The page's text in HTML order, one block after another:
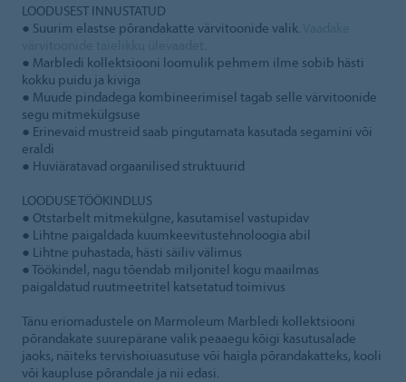
LOODUSEST INNUSTATUD
● Suurim elastse põrandakatte värvitoonide valik.
.
● Marbledi kollektsiooni loomulik pehmem ilme sobib hästi
kokku puidu ja kiviga
● Muude pindadega kombineerimisel tagab selle värvitoonide
segu mitmekülgsuse
● Erinevaid mustreid saab pingutamata kasutada segamini või
eraldi
● Huviäratavad orgaanilised struktuurid
LOODUSE TÖÖKINDLUS
● Otstarbelt mitmekülgne, kasutamisel vastupidav
● Lihtne paigaldada kuumkeevitustehnoloogia abil
● Lihtne puhastada, hästi säiliv välimus
● Töökindel, nagu tõendab miljonitel kogu maailmas
paigaldatud ruutmeetritel katsetatud toimivus
Tänu eriomadustele on Marmoleum Marbledi kollektsiooni
põrandakate suurepärane valik peaaegu kõigi kasutusalade
jaoks, näiteks tervishoiuasutuse või haigla põrandakatteks, kooli
või kaupluse põrandale ja nii edasi.